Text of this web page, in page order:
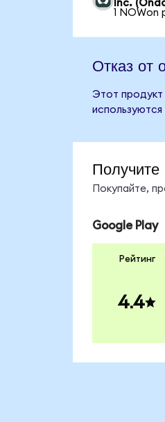
Inc.
1 NOWon
Отказ от
Этот
Покупайте,
Google Play
Рейтинг
4.4